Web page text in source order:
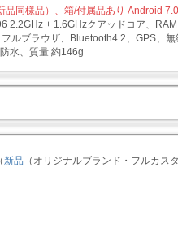
品同様品）、箱/付属品あり Android
2.2GHz + 1.6GHzクアッドコア、
ルブラウザ、Bluetooth4.2、GPS、
水、質量 約146g
新品 （オリジナルブランド・フルカス